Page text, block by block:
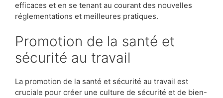
efficaces et en se tenant au courant des nouvelles
réglementations et meilleures pratiques.
Promotion de la santé et
sécurité au travail
La promotion de la santé et sécurité au travail est
cruciale pour créer une culture de sécurité et de bien-